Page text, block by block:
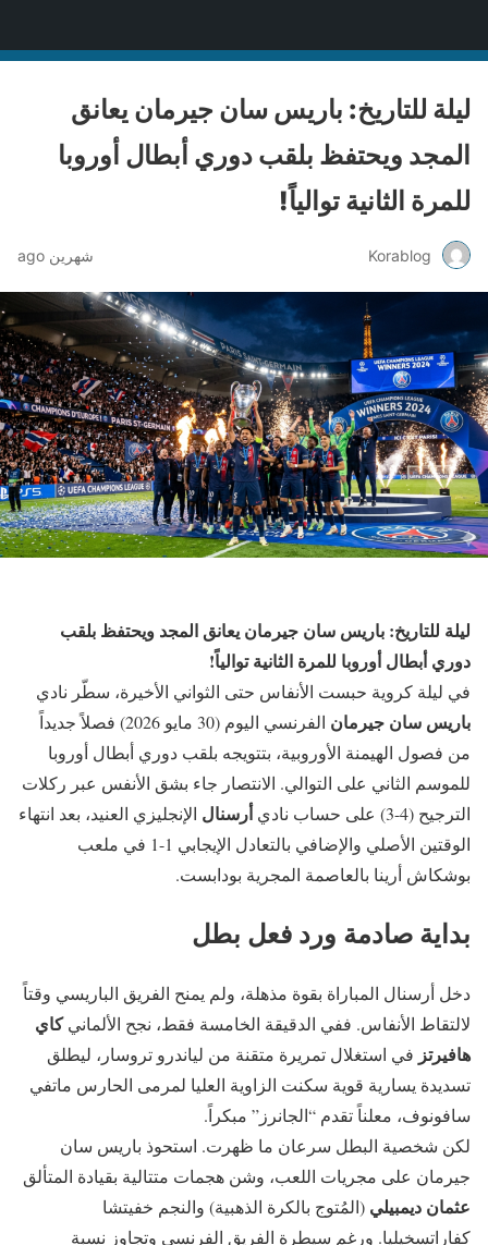
ليلة للتاريخ: باريس سان جيرمان يعانق
المجد ويحتفظ بلقب دوري أبطال أوروبا
للمرة الثانية توالياً!
Korablog شهرين ago
ليلة للتاريخ: باريس سان جيرمان يعانق المجد ويحتفظ بلقب
دوري أبطال أوروبا للمرة الثانية توالياً!
في ليلة كروية حبست الأنفاس حتى الثواني الأخيرة، سطّر نادي
باريس سان جيرمان
الفرنسي اليوم (30 مايو 2026) فصلاً جديداً
من فصول الهيمنة الأوروبية، بتتويجه بلقب دوري أبطال أوروبا
للموسم الثاني على التوالي. الانتصار جاء بشق الأنفس عبر ركلات
الترجيح (4-3) على حساب نادي
أرسنال الإنجليزي العنيد، بعد انتهاء
الوقتين الأصلي والإضافي بالتعادل الإيجابي 1-1 في ملعب
بوشكاش أرينا بالعاصمة المجرية بودابست.
بداية صادمة ورد فعل بطل
دخل أرسنال المباراة بقوة مذهلة، ولم يمنح الفريق الباريسي وقتاً
لالتقاط الأنفاس. ففي الدقيقة الخامسة فقط، نجح الألمانيكاي
هافيرتز في استغلال تمريرة متقنة من لياندرو تروسار، ليطلق
تسديدة يسارية قوية سكنت الزاوية العليا لمرمى الحارس ماتفي
سافونوف، معلناً تقدم “الجانرز” مبكراً.
لكن شخصية البطل سرعان ما ظهرت. استحوذ باريس سان
جيرمان على مجريات اللعب، وشن هجمات متتالية بقيادة المتألق
عثمان ديمبيلي (المُتوج بالكرة الذهبية) والنجم خفيتشا
كفاراتسخيليا. ورغم سيطرة الفريق الفرنسي وتجاوز نسبة